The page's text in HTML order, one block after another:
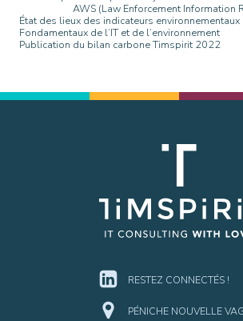
AWS (Law Enforcement Information
État des lieux des indicateurs
Fondamentaux de l’IT et de l’environnement
Publication du bilan carbone Timspirit 2022
RESTEZ CONNECTÉS !
PÉNICHE NOUVELLE